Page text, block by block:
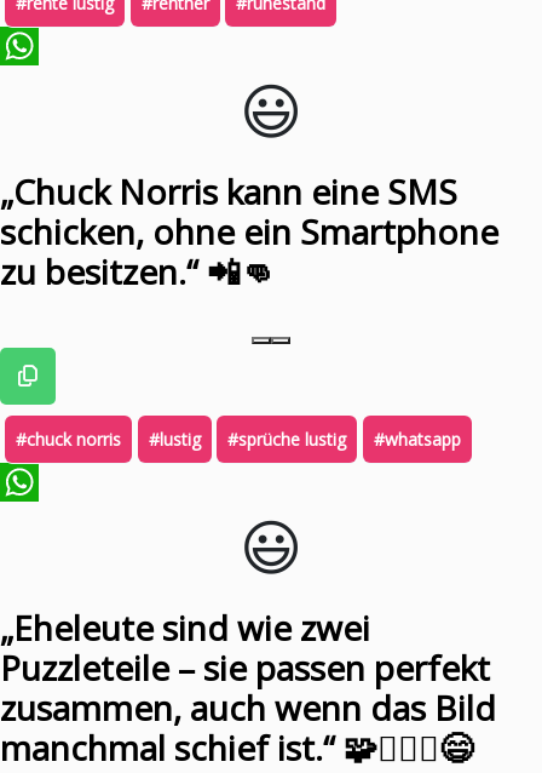
😃️
„Chuck Norris kann eine SMS
schicken, ohne ein Smartphone
zu besitzen.“ 📲👊
#chuck norris #lustig #sprüche lustig #whatsapp
😃️
„Eheleute sind wie zwei
Puzzleteile – sie passen perfekt
zusammen, auch wenn das Bild
manchmal schief ist.“ 🧩👩‍❤️‍👨😄